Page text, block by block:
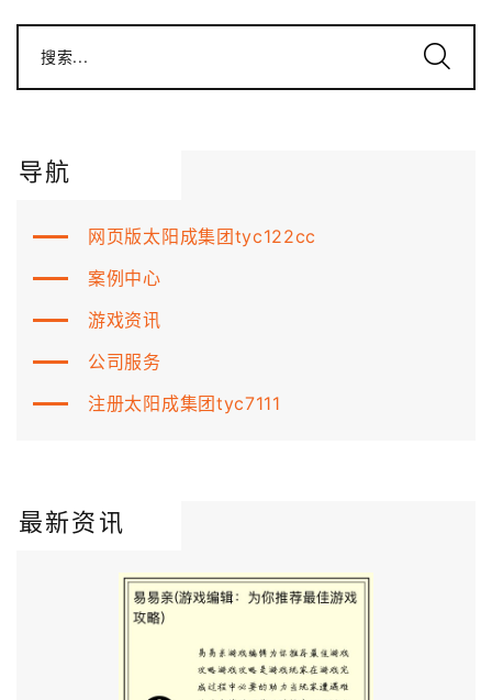
搜索...
导航
网页版太阳成集团tyc122cc
案例中心
游戏资讯
公司服务
注册太阳成集团tyc7111
最新资讯